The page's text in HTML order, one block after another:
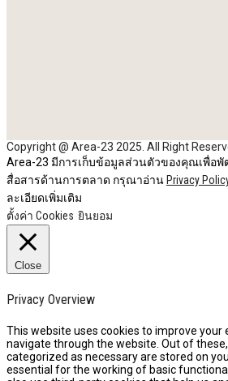
Copyright @ Area-23 2025. All Right
Area-23 มีการเก็บข้อมูลส่วนตัวของคุณเพื่อ
สื่อสารด้านการตลาด กรุณาอ่าน Privacy
ละเอียดเพิ่มเติม
ตั้งค่า Cookies ยินยอม
Close
Privacy Overview
This website uses cookies to improve your
navigate through the website. Out of
categorized as necessary are stored on
essential for the working of basic